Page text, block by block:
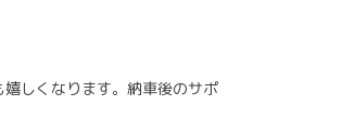
しくなります。納車後のサポ